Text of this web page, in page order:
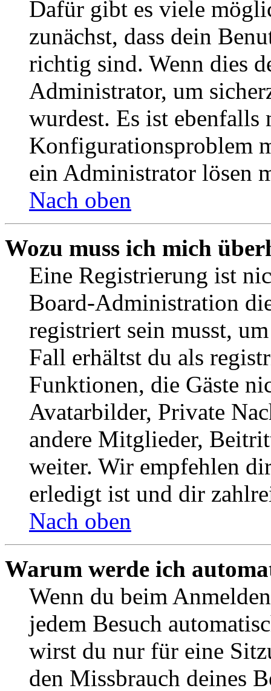
Dafür gibt es viele
zunächst, dass dein
richtig sind. Wenn dies
Administrator, um
wurdest. Es ist ebenfalls
Konfigurationsproblem
ein Administrator lösen
Nach oben
Wozu muss ich mich
Eine Registrierung ist
Board-Administration
registriert sein musst,
Fall erhältst du als
Funktionen, die Gäste
Avatarbilder, Private
andere Mitglieder,
weiter. Wir empfehlen
erledigt ist und dir
Nach oben
Warum werde ich
Wenn du beim
jedem Besuch
wirst du nur für eine
den Missbrauch deines